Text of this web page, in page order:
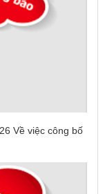
Về việc công bố